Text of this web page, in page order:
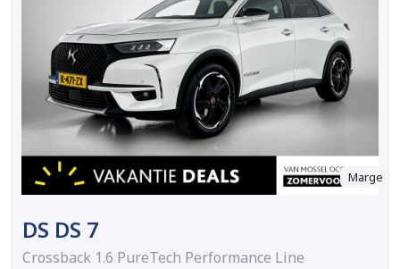
Marge
DS DS 7
Crossback 1.6 PureTech Performance Line